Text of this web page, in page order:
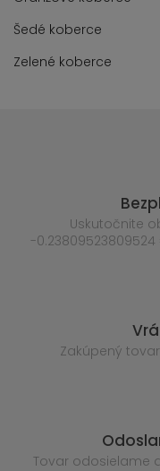
Šedé koberce
Zelené koberce
Uskutočnite
-
Zakúpený
Tovar odosielame